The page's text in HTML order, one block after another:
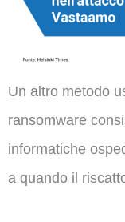
Un altro metodo
ransomware
informatiche
a quando il